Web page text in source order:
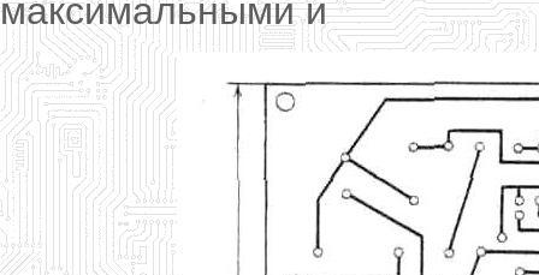
максимальными и